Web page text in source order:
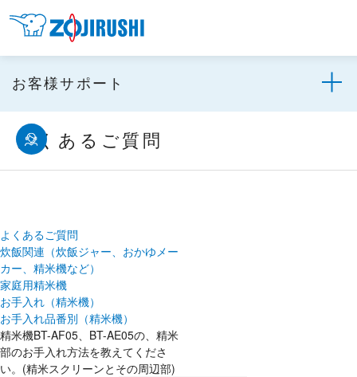
お客様サポート
よくあるご質問
よくあるご質問
炊飯関連（炊飯ジャー、おかゆメー
カー、精米機など）
家庭用精米機
お手入れ（精米機）
お手入れ品番別（精米機）
精米機BT-AF05、BT-AE05の、精米
部のお手入れ方法を教えてくださ
い。(精米スクリーンとその周辺部)